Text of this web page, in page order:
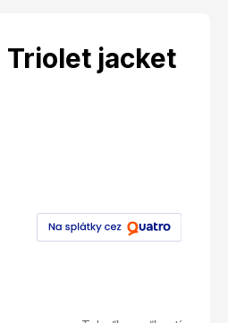
Triolet jacket